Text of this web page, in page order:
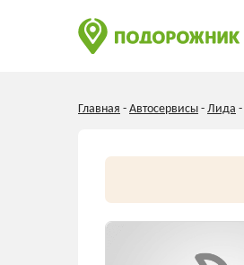
Главная - Автосервисы - Лида -